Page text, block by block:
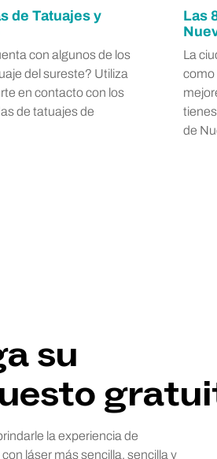
de Tatuajes y
con algunos de los
del sureste? Utiliza
en contacto con los
de tatuajes de
Las
La
como
de
su
la experiencia de
láser más sencilla, sencilla y